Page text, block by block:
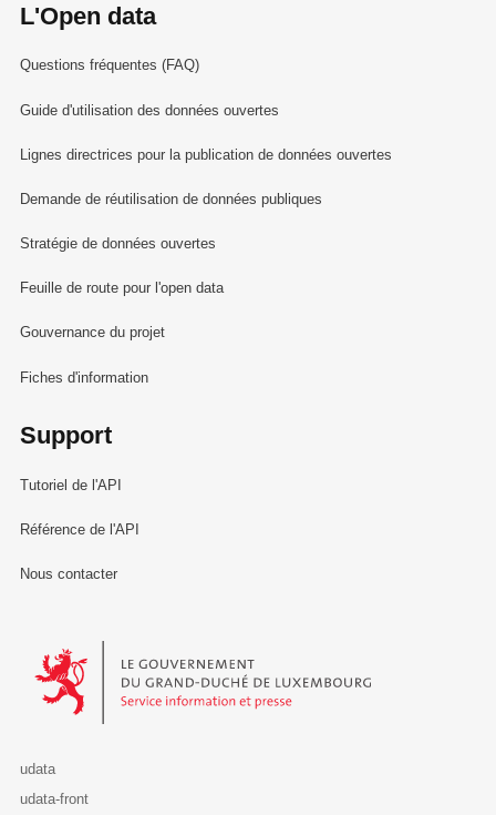
L'Open data
Questions fréquentes (FAQ)
Guide d'utilisation des données ouvertes
Lignes directrices pour la publication de données ouvertes
Demande de réutilisation de données publiques
Stratégie de données ouvertes
Feuille de route pour l'open data
Gouvernance du projet
Fiches d'information
Support
Tutoriel de l'API
Référence de l'API
Nous contacter
Le Gouvernement du Grand-Duché de Luxembourg - Service
udata
udata-front